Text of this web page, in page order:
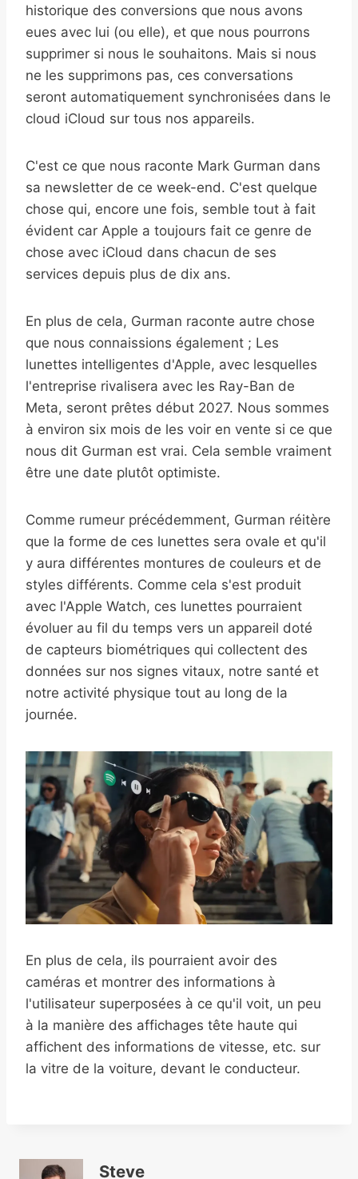
historique des conversions que nous avons
eues avec lui (ou elle), et que nous pourrons
supprimer si nous le souhaitons. Mais si nous
ne les supprimons pas, ces conversations
seront automatiquement synchronisées dans le
cloud iCloud sur tous nos appareils.
C'est ce que nous raconte Mark Gurman dans
sa newsletter de ce week-end. C'est quelque
chose qui, encore une fois, semble tout à fait
évident car Apple a toujours fait ce genre de
chose avec iCloud dans chacun de ses
services depuis plus de dix ans.
En plus de cela, Gurman raconte autre chose
que nous connaissions également ; Les
lunettes intelligentes d'Apple, avec lesquelles
l'entreprise rivalisera avec les Ray-Ban de
Meta, seront prêtes début 2027. Nous sommes
à environ six mois de les voir en vente si ce que
nous dit Gurman est vrai. Cela semble vraiment
être une date plutôt optimiste.
Comme rumeur précédemment, Gurman réitère
que la forme de ces lunettes sera ovale et qu'il
y aura différentes montures de couleurs et de
styles différents. Comme cela s'est produit
avec l'Apple Watch, ces lunettes pourraient
évoluer au fil du temps vers un appareil doté
de capteurs biométriques qui collectent des
données sur nos signes vitaux, notre santé et
notre activité physique tout au long de la
journée.
En plus de cela, ils pourraient avoir des
caméras et montrer des informations à
l'utilisateur superposées à ce qu'il voit, un peu
à la manière des affichages tête haute qui
affichent des informations de vitesse, etc. sur
la vitre de la voiture, devant le conducteur.
Steve